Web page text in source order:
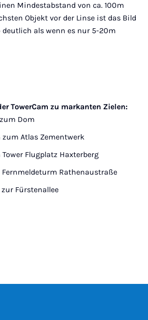
Mindestabstand von ca. 100m
Objekt vor der Linse ist das Bild
als wenn es nur 5-20m
TowerCam zu markanten Zielen:
Dom
zum Atlas Zementwerk
Flugplatz Haxterberg
Fernmeldeturm Rathenaustraße
zur Fürstenallee